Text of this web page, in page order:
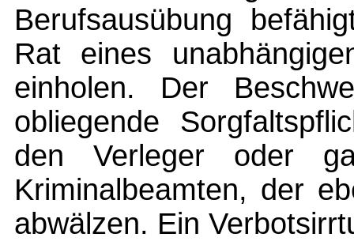
Berufsausübung
Rat eines
einholen. Der
obliegende
den Verleger oder
Kriminalbeamten, der
abwälzen. Ein